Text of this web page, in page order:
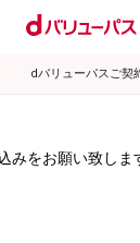
dバリューパスご契
みをお願い致しま